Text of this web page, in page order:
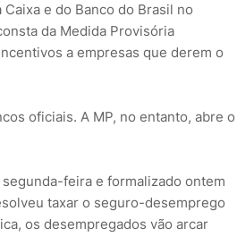
e do Banco do Brasil no
da Medida Provisória
a empresas que derem o
oficiais. A MP, no entanto, abre o
feira e formalizado ontem
taxar o seguro-desemprego
os desempregados vão arcar